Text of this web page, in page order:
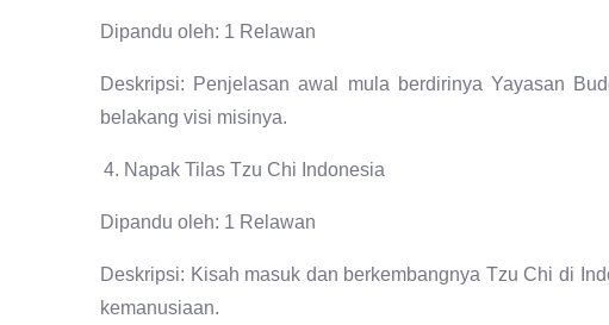
Dipandu oleh: 1 Relawan
Deskripsi: Penjelasan awal mula berdirinya Yayasan
belakang visi misinya.
Napak Tilas Tzu Chi Indonesia
Dipandu oleh: 1 Relawan
Deskripsi: Kisah masuk dan berkembangnya Tzu Chi di
kemanusiaan.